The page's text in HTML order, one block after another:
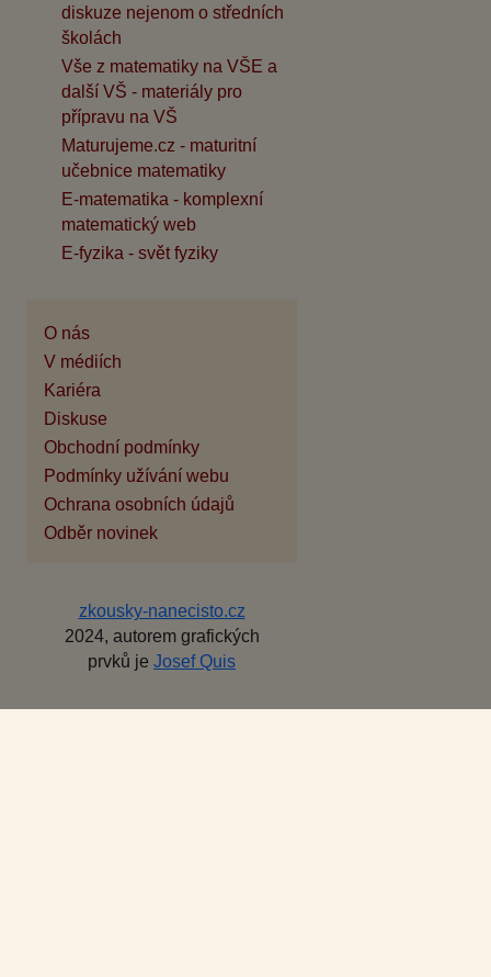
diskuze nejenom o středních
školách
Vše z matematiky na VŠE a
další VŠ - materiály pro
přípravu na VŠ
Maturujeme.cz - maturitní
učebnice matematiky
E-matematika - komplexní
matematický web
E-fyzika - svět fyziky
O nás
V médiích
Kariéra
Diskuse
Obchodní podmínky
Podmínky užívání webu
Ochrana osobních údajů
Odběr novinek
zkousky-nanecisto.cz
2024, autorem grafických
prvků je Josef Quis